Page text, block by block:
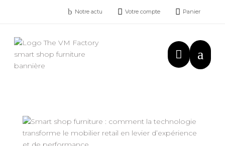
b Notre actu  Votre compte  Panier
 a